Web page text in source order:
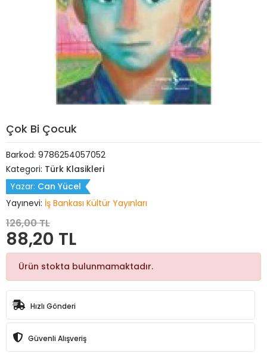
Çok Bi Çocuk
Barkod: 9786254057052
Kategori: Türk Klasikleri
Yazar: Can Yücel
Yayınevi: İş Bankası Kültür Yayınları
126,00 TL
88,20 TL
Ürün stokta bulunmamaktadır.
Hızlı Gönderi
Güvenli Alışveriş